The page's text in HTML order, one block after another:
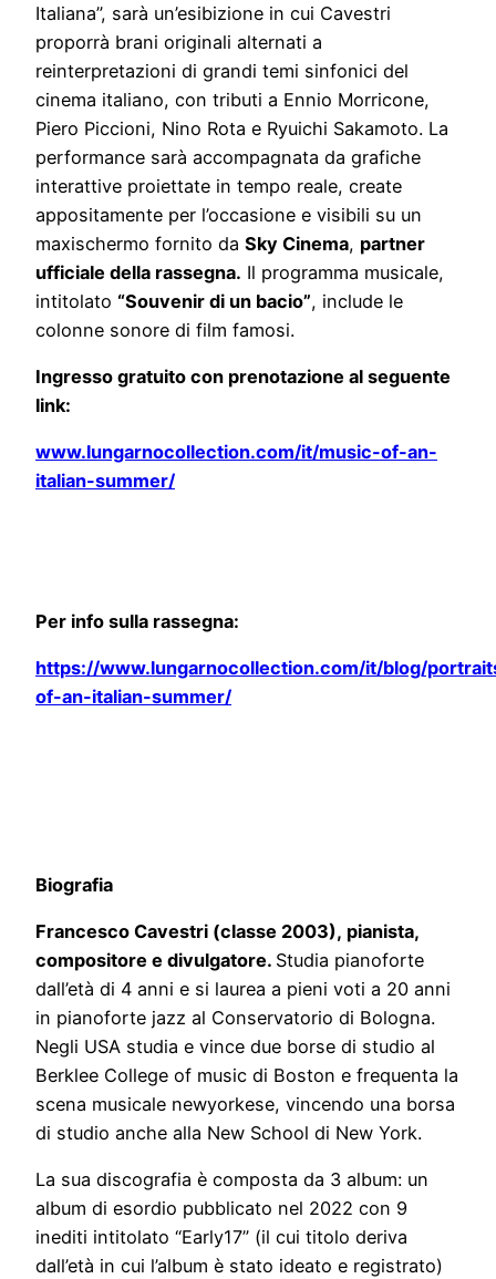
Italiana”, sarà un’esibizione in cui Cavestri
proporrà brani originali alternati a
reinterpretazioni di grandi temi sinfonici del
cinema italiano, con tributi a Ennio Morricone,
Piero Piccioni, Nino Rota e Ryuichi Sakamoto. La
performance sarà accompagnata da grafiche
interattive proiettate in tempo reale, create
appositamente per l’occasione e visibili su un
maxischermo fornito da Sky Cinema, partner
ufficiale della rassegna. Il programma musicale,
intitolato “Souvenir di un bacio”, include le
colonne sonore di film famosi.
Ingresso gratuito con prenotazione al seguente
link:
www.lungarnocollection.com/it/music-of-an-
italian-summer/
Per info sulla rassegna:
https://www.lungarnocollection.com/it/blog/
of-an-italian-summer/
Biografia
Francesco Cavestri (classe 2003), pianista,
compositore e divulgatore. Studia pianoforte
dall’età di 4 anni e si laurea a pieni voti a 20 anni
in pianoforte jazz al Conservatorio di Bologna.
Negli USA studia e vince due borse di studio al
Berklee College of music di Boston e frequenta la
scena musicale newyorkese, vincendo una borsa
di studio anche alla New School di New York.
La sua discografia è composta da 3 album: un
album di esordio pubblicato nel 2022 con 9
inediti intitolato “Early17” (il cui titolo deriva
dall’età in cui l’album è stato ideato e registrato)